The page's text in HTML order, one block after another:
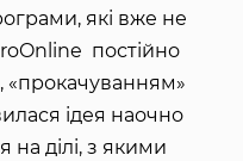
які вже не
постійно
ідея наочно
на ділі, з якими